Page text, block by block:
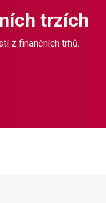
trzích
z finančních trhů.